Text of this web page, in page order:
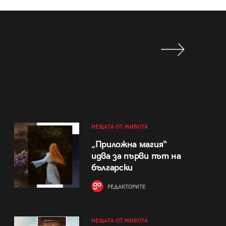
НЕЩАТА ОТ ЖИВОТА
„Приложна магия“
идва за първи път на
български
РЕДАКТОРИТЕ
НЕЩАТА ОТ ЖИВОТА